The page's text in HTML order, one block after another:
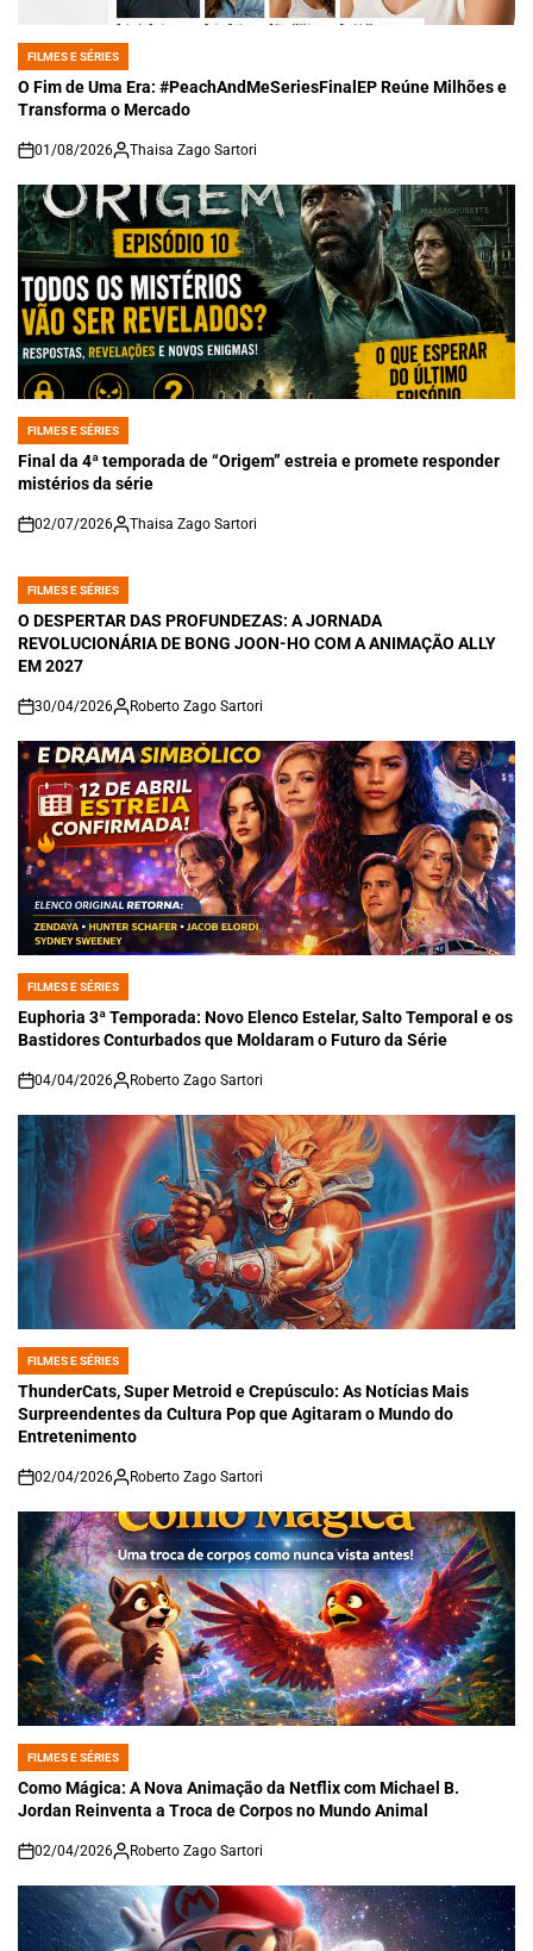
POSTED
IN
FILMES E SÉRIES
O Fim de Uma Era: #PeachAndMeSeriesFinalEP Reúne Milhões e
Transforma o Mercado
on
01/08/2026 Thaisa Zago Sartori
POSTED
IN
FILMES E SÉRIES
Final da 4ª temporada de “Origem” estreia e promete responder
mistérios da série
on
02/07/2026 Thaisa Zago Sartori
POSTED
IN
FILMES E SÉRIES
O DESPERTAR DAS PROFUNDEZAS: A JORNADA
REVOLUCIONÁRIA DE BONG JOON-HO COM A ANIMAÇÃO ALLY
EM 2027
on
30/04/2026 Roberto Zago Sartori
POSTED
IN
FILMES E SÉRIES
Euphoria 3ª Temporada: Novo Elenco Estelar, Salto Temporal e os
Bastidores Conturbados que Moldaram o Futuro da Série
on
04/04/2026 Roberto Zago Sartori
POSTED
IN
FILMES E SÉRIES
ThunderCats, Super Metroid e Crepúsculo: As Notícias Mais
Surpreendentes da Cultura Pop que Agitaram o Mundo do
Entretenimento
on
02/04/2026 Roberto Zago Sartori
POSTED
IN
FILMES E SÉRIES
Como Mágica: A Nova Animação da Netflix com Michael B.
Jordan Reinventa a Troca de Corpos no Mundo Animal
on
02/04/2026 Roberto Zago Sartori